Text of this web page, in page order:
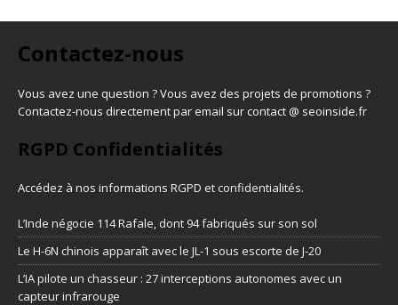
Contactez-nous
Vous avez une question ? Vous avez des projets de promotions ?
Contactez-nous directement par email sur contact @ seoinside.fr
RGPD Confidentialités
Accédez à nos informations RGPD et confidentialités.
L’Inde négocie 114 Rafale, dont 94 fabriqués sur son sol
Le H-6N chinois apparaît avec le JL-1 sous escorte de J-20
L’IA pilote un chasseur : 27 interceptions autonomes avec un
capteur infrarouge